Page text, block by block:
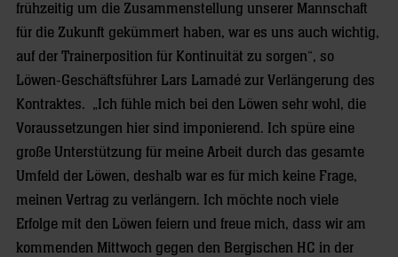
frühzeitig um die Zusammenstellung unserer Mannschaft
für die Zukunft gekümmert haben, war es uns auch wichtig,
auf der Trainerposition für Kontinuität zu sorgen“, so
Löwen-Geschäftsführer Lars Lamadé zur Verlängerung des
Kontraktes. „Ich fühle mich bei den Löwen sehr wohl, die
Voraussetzungen hier sind imponierend. Ich spüre eine
große Unterstützung für meine Arbeit durch das gesamte
Umfeld der Löwen, deshalb war es für mich keine Frage,
meinen Vertrag zu verlängern. Ich möchte noch viele
Erfolge mit den Löwen feiern und freue mich, dass wir am
kommenden Mittwoch gegen den Bergischen HC in der